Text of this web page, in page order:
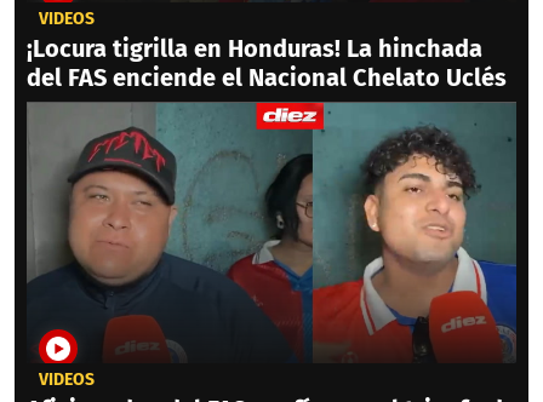
VIDEOS
¡Locura tigrilla en Honduras! La hinchada
del FAS enciende el Nacional Chelato Uclés
VIDEOS